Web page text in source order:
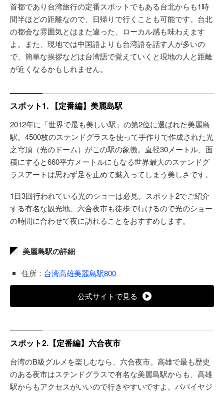
首都であり台湾旅行の定番スポットでもある台北からも1時
間半ほどの距離なので、日帰りで行くことも可能です。台北
の都会な雰囲気とはまた違った、ローカル感も味わえます
よ。また、現地では中国語よりも台湾語を話す人が多いの
で、簡単な挨拶などは台湾語で覚えていくと現地の人と距離
が近くなるかもしれません。
スポット1. 【定番編】美麗島駅
2012年に「世界で最も美しい駅」の第2位に選ばれた美麗島
駅。4500枚のステンドグラスを使って手作りで作成された光
之穹頂（光のドーム）がこの駅の象徴。直径30メートル、面
積にすると660平方メートルにもなる世界最大のステンドグ
ラスアートは思わず足を止めて魅入ってしまう美しさです。
1日3回行われている光のショーは必見。スポット2でご紹介
する有名な観光地、六合夜市も徒歩で行けるので光のショー
の時間に合わせて夜に訪れることをおすすめします。
美麗島駅の詳細
住所： 台湾高雄美麗島駅800
公式サイトで見る
スポット2.【定番編】六合夜市
台湾のB級グルメを楽しむなら、六合夜市。高雄で最も歴史
のある夜市はステンドグラスで有名な美麗島駅からも、高雄
駅からもアクセスがいいので行きやすいですよ。パパイヤジ